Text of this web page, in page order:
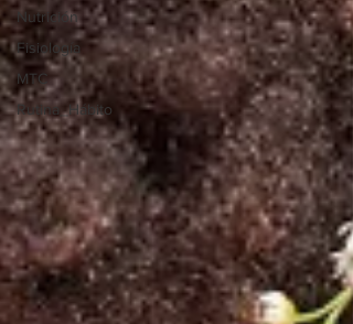
Nutrición
Fisiología
MTC
Rutina_Hábito